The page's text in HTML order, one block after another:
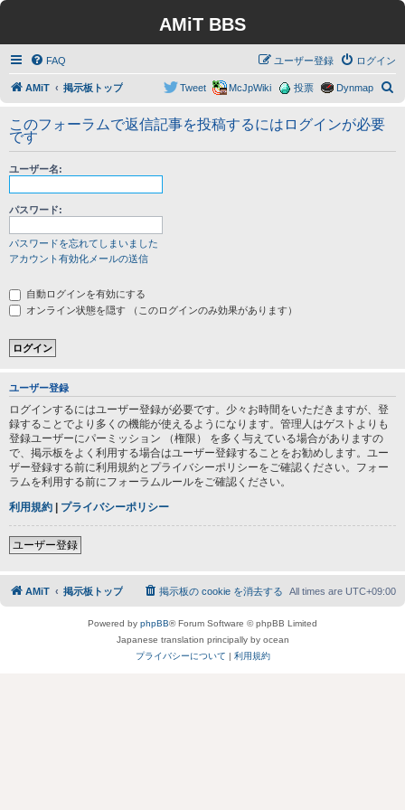
AMiT BBS
FAQ ログイン
ユーザー登録
AMiT 掲示板トップ Dynmap
投票
McJpWiki
Tweet
このフォーラムで返信記事を投稿するにはログインが必要
です
ユーザー名:
パスワード:
パスワードを忘れてしまいました
アカウント有効化メールの送信
自動ログインを有効にする
オンライン状態を隠す （このログインのみ効果があります）
ユーザー登録
ログインするにはユーザー登録が必要です。少々お時間をいただきますが、登
録することでより多くの機能が使えるようになります。管理人はゲストよりも
登録ユーザーにパーミッション （権限） を多く与えている場合がありますの
で、掲示板をよく利用する場合はユーザー登録することをお勧めします。ユー
ザー登録する前に利用規約とプライバシーポリシーをご確認ください。フォー
ラムを利用する前にフォーラムルールをご確認ください。
利用規約 | プライバシーポリシー
ユーザー登録
AMiT 掲示板トップ All times are UTC+09:00
掲示板の cookie を消去する
Powered by phpBB® Forum Software © phpBB Limited
Japanese translation principally by ocean
プライバシーについて | 利用規約